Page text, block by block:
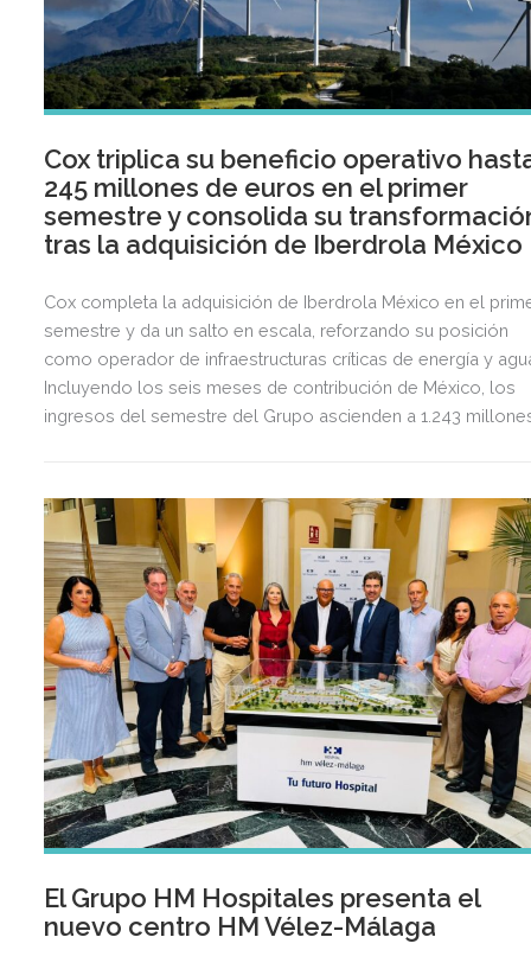
Cox triplica su beneficio operativo
245 millones de euros en el primer
semestre y consolida su
tras la adquisición de Iberdrola México
Cox completa la adquisición de Iberdrola México en el
semestre y da un salto en escala, reforzando su posición
como operador de infraestructuras críticas de energía y
Incluyendo los seis meses de contribución de México, los
ingresos del semestre del Grupo ascienden a 1.243
El Grupo HM Hospitales presenta el
nuevo centro HM Vélez-Málaga